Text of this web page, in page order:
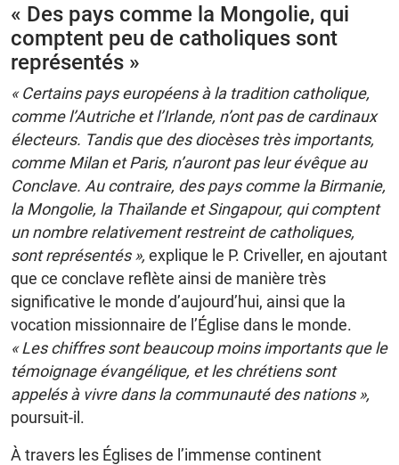
« Des pays comme la Mongolie, qui
comptent peu de catholiques sont
représentés »
« Certains pays européens à la tradition catholique,
comme l’Autriche et l’Irlande, n’ont pas de cardinaux
électeurs. Tandis que des diocèses très importants,
comme Milan et Paris, n’auront pas leur évêque au
Conclave. Au contraire, des pays comme la Birmanie,
la Mongolie, la Thaïlande et Singapour, qui comptent
un nombre relativement restreint de catholiques,
sont représentés », explique le P. Criveller, en ajoutant
que ce conclave reflète ainsi de manière très
significative le monde d’aujourd’hui, ainsi que la
vocation missionnaire de l’Église dans le monde.
« Les chiffres sont beaucoup moins importants que le
témoignage évangélique, et les chrétiens sont
appelés à vivre dans la communauté des nations »,
poursuit-il.
À travers les Églises de l’immense continent